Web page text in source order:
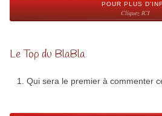
POUR PLUS
Cliquez ICI
Le Top du BlaBla
Qui sera le premier à commenter